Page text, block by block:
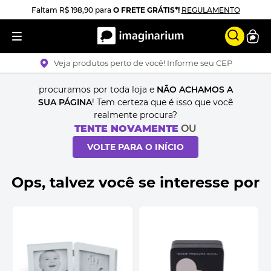
Faltam R$ 198,90paraO FRETE GRÁTIS*! REGULAMENTO
Veja produtos perto de você! Informe seu CEP
procuramos por toda loja e NÃO ACHAMOS A
SUA PÁGINA! Tem certeza que é isso que você
realmente procura?
TENTE NOVAMENTE OU
VOLTE PARA O INÍCIO
Ops, talvez você se interesse por